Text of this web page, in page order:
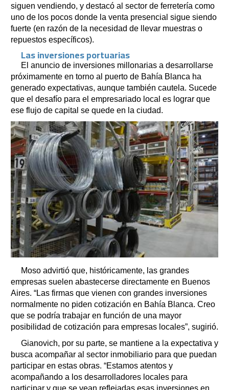
siguen vendiendo, y destacó al sector de ferretería como
uno de los pocos donde la venta presencial sigue siendo
fuerte (en razón de la necesidad de llevar muestras o
repuestos específicos).
Las inversiones portuarias
El anuncio de inversiones millonarias a desarrollarse
próximamente en torno al puerto de Bahía Blanca ha
generado expectativas, aunque también cautela. Sucede
que el desafío para el empresariado local es lograr que
ese flujo de capital se quede en la ciudad.
Moso advirtió que, históricamente, las grandes
empresas suelen abastecerse directamente en Buenos
Aires. “Las firmas que vienen con grandes inversiones
normalmente no piden cotización en Bahía Blanca. Creo
que se podría trabajar en función de una mayor
posibilidad de cotización para empresas locales”, sugirió.
Gianovich, por su parte, se mantiene a la expectativa y
busca acompañar al sector inmobiliario para que puedan
participar en estas obras. “Estamos atentos y
acompañando a los desarrolladores locales para